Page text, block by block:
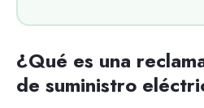
¿Qué es una
de suministro